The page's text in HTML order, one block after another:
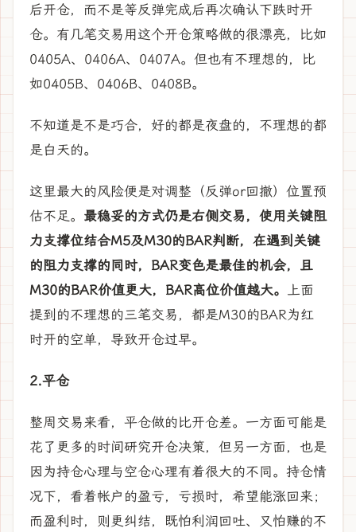
后开仓，而不是等反弹完成后再次确认下跌时开
仓。有几笔交易用这个开仓策略做的很漂亮，比如
0405A、0406A、0407A。但也有不理想的，比
如0405B、0406B、0408B。
不知道是不是巧合，好的都是夜盘的，不理想的都
是白天的。
这里最大的风险便是对调整（反弹or回撤）位置预
估不足。 最稳妥的方式仍是右侧交易，使用关键阻
力支撑位结合M5及M30的BAR判断，在遇到关键
的阻力支撑的同时，BAR变色是最佳的机会，且
M30的BAR价值更大，BAR高位价值越大。
上面
提到的不理想的三笔交易，都是M30的BAR为红
时开的空单，导致开仓过早。
2.平仓
整周交易来看，平仓做的比开仓差。一方面可能是
花了更多的时间研究开仓决策，但另一方面，也是
因为持仓心理与空仓心理有着很大的不同。持仓情
况下，看着帐户的盈亏，亏损时，希望能涨回来；
而盈利时，则更纠结，既怕利润回吐、又怕赚的不